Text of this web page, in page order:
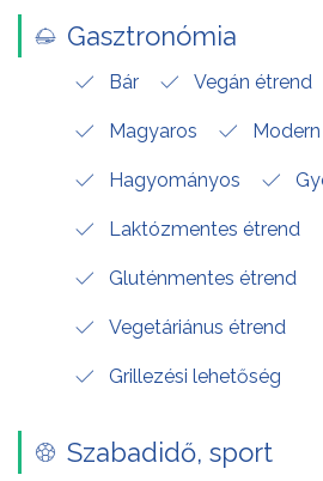
Gasztronómia
Bár Vegán étrend
Magyaros Modern
Hagyományos
Laktózmentes étrend
Gluténmentes étrend
Vegetáriánus étrend
Grillezési lehetőség
Szabadidő, sport